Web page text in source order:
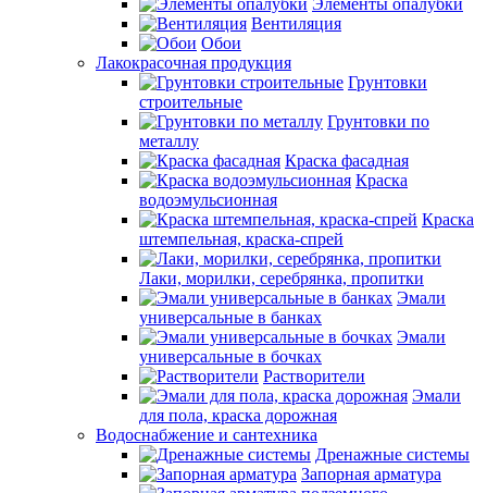
Элементы опалубки
Вентиляция
Обои
Лакокрасочная продукция
Грунтовки
строительные
Грунтовки по
металлу
Краска фасадная
Краска
водоэмульсионная
Краска
штемпельная, краска-спрей
Лаки, морилки, серебрянка, пропитки
Эмали
универсальные в банках
Эмали
универсальные в бочках
Растворители
Эмали
для пола, краска дорожная
Водоснабжение и сантехника
Дренажные системы
Запорная арматура